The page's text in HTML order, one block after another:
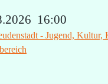
16:00
- Jugend, Kultur,